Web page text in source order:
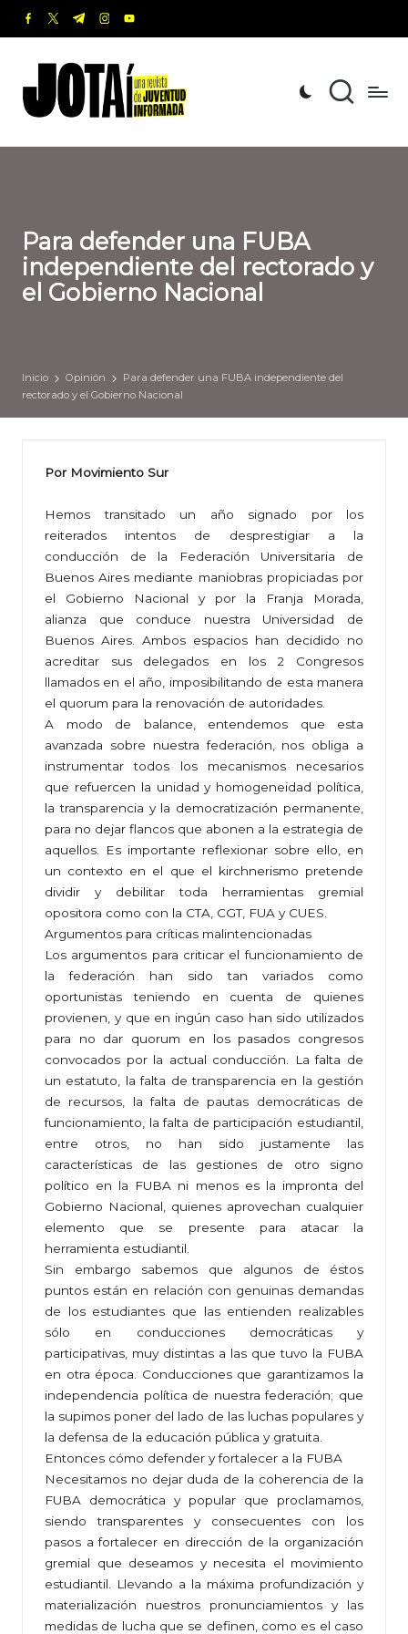
Saltar
contenido
facebook.com
twitter.com
t.me instagram.com
youtube.com
o
t
revista
de
Informada
Para defender una FUBA
independiente del rectorado y
el Gobierno Nacional
Inicio Opinión
Para defender una FUBA independiente del
rectorado y el Gobierno Nacional
Por Movimiento Sur
Hemos transitado un año signado por los
reiterados intentos de desprestigiar a la
conducción de la Federación Universitaria de
Buenos Aires mediante maniobras propiciadas por
el Gobierno Nacional y por la Franja Morada,
alianza que conduce nuestra Universidad de
Buenos Aires. Ambos espacios han decidido no
acreditar sus delegados en los 2 Congresos
llamados en el año, imposibilitando de esta manera
el quorum para la renovación de autoridades.
A modo de balance, entendemos que esta
avanzada sobre nuestra federación, nos obliga a
instrumentar todos los mecanismos necesarios
que refuercen la unidad y homogeneidad política,
la transparencia y la democratización permanente,
para no dejar flancos que abonen a la estrategia de
aquellos. Es importante reflexionar sobre ello, en
un contexto en el que el kirchnerismo pretende
dividir y debilitar toda herramientas gremial
opositora como con la CTA, CGT, FUA y CUES.
Argumentos para críticas malintencionadas
Los argumentos para criticar el funcionamiento de
la federación han sido tan variados como
oportunistas teniendo en cuenta de quienes
provienen, y que en ingún caso han sido utilizados
para no dar quorum en los pasados congresos
convocados por la actual conducción. La falta de
un estatuto, la falta de transparencia en la gestión
de recursos, la falta de pautas democráticas de
funcionamiento, la falta de participación estudiantil,
entre otros, no han sido justamente las
características de las gestiones de otro signo
político en la FUBA ni menos es la impronta del
Gobierno Nacional, quienes aprovechan cualquier
elemento que se presente para atacar la
herramienta estudiantil.
Sin embargo sabemos que algunos de éstos
puntos están en relación con genuinas demandas
de los estudiantes que las entienden realizables
sólo en conducciones democráticas y
participativas, muy distintas a las que tuvo la FUBA
en otra época. Conducciones que garantizamos la
independencia política de nuestra federación; que
la supimos poner del lado de las luchas populares y
la defensa de la educación pública y gratuita.
Entonces cómo defender y fortalecer a la FUBA
Necesitamos no dejar duda de la coherencia de la
FUBA democrática y popular que proclamamos,
siendo transparentes y consecuentes con los
pasos a fortalecer en dirección de la organización
gremial que deseamos y necesita el movimiento
estudiantil. Llevando a la máxima profundización y
materialización nuestros pronunciamientos y las
medidas de lucha que se definen, como es el caso